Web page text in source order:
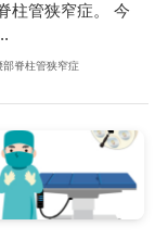
柱管狭窄症。 今
部脊柱管狭窄症